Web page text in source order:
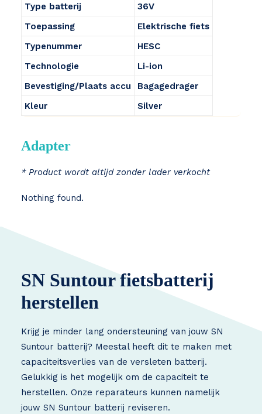
Type batterij
36V
Toepassing
Elektrische fiets
Typenummer
HESC
Technologie
Li-ion
Bevestiging/Plaats accu
Bagagedrager
Kleur
Silver
Adapter
* Product wordt altijd zonder lader verkocht
Nothing found.
SN Suntour fietsbatterij
herstellen
Krijg je minder lang ondersteuning van jouw SN
Suntour batterij? Meestal heeft dit te maken met
capaciteitsverlies van de versleten batterij.
Gelukkig is het mogelijk om de capaciteit te
herstellen. Onze reparateurs kunnen namelijk
jouw SN Suntour batterij reviseren.